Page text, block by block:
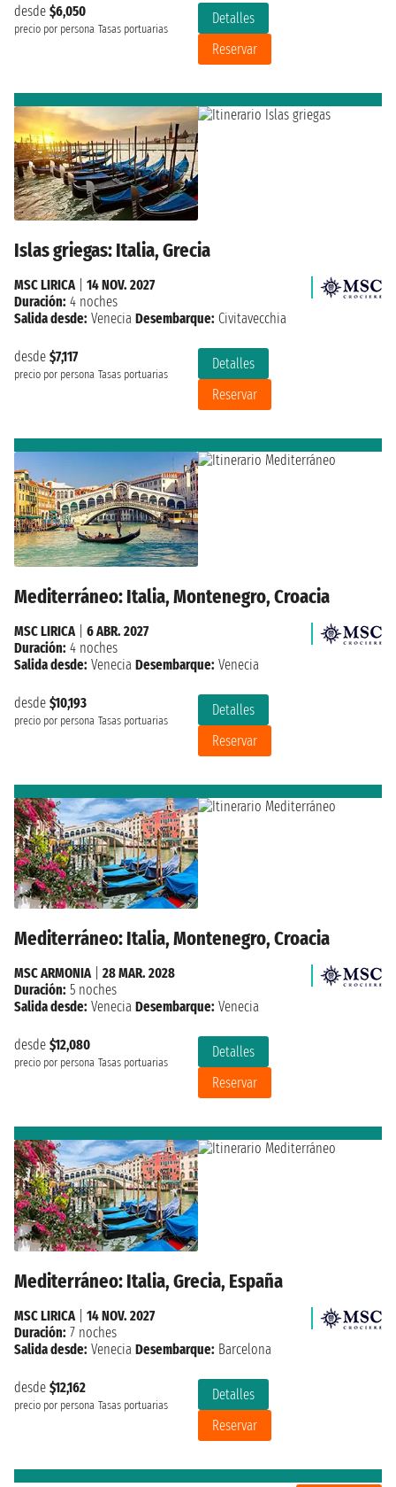
desde $6,050
precio por persona Tasas portuarias
Detalles
Reservar
Islas griegas: Italia, Grecia
desde $7,117
precio por persona Tasas portuarias
Detalles
Reservar
MSC LIRICA| 14 NOV. 2027
Duración: 4 noches
Salida desde: Venecia Desembarque: Civitavecchia
Mediterráneo: Italia, Montenegro, Croacia
desde $10,193
precio por persona Tasas portuarias
Detalles
Reservar
MSC LIRICA
6 ABR. 2027
Duración: 4 noches
Salida desde: Venecia Desembarque: Venecia
Mediterráneo: Italia, Montenegro, Croacia
desde $12,080
precio por persona Tasas portuarias
Detalles
Reservar
MSC ARMONIA| 28 MAR. 2028
Duración: 5 noches
Salida desde: Venecia Desembarque: Venecia
Mediterráneo: Italia, Grecia, España
desde $12,162
precio por persona Tasas portuarias
Detalles
Reservar
MSC LIRICA| 14 NOV. 2027
Duración: 7 noches
Salida desde: Venecia Desembarque: Barcelona